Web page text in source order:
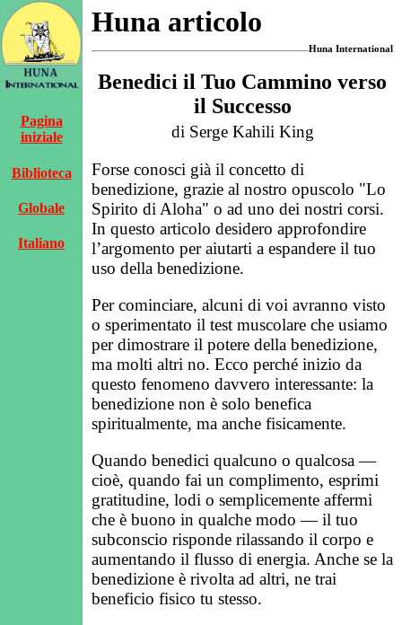
Pagina
iniziale
Biblioteca
Globale
Italiano
Huna articolo
Huna International
Benedici il Tuo Cammino verso
il Successo
di Serge Kahili King
Forse conosci già il concetto di
benedizione, grazie al nostro opuscolo "Lo
Spirito di Aloha" o ad uno dei nostri corsi.
In questo articolo desidero approfondire
l’argomento per aiutarti a espandere il tuo
uso della benedizione.
Per cominciare, alcuni di voi avranno visto
o sperimentato il test muscolare che usiamo
per dimostrare il potere della benedizione,
ma molti altri no. Ecco perché inizio da
questo fenomeno davvero interessante: la
benedizione non è solo benefica
spiritualmente, ma anche fisicamente.
Quando benedici qualcuno o qualcosa —
cioè, quando fai un complimento, esprimi
gratitudine, lodi o semplicemente affermi
che è buono in qualche modo — il tuo
subconscio risponde rilassando il corpo e
aumentando il flusso di energia. Anche se la
benedizione è rivolta ad altri, ne trai
beneficio fisico tu stesso.